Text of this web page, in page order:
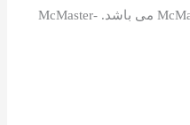
مقاله مطرح شد، سایت McMaster-Carr می باشد. McMaster-